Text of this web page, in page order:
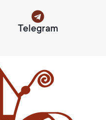
Telegram